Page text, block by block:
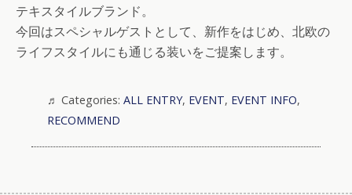
テキスタイルブランド。
今回はスペシャルゲストとして、新作をはじめ、北欧の
ライフスタイルにも通じる装いをご提案します。
Categories: ALL ENTRY, EVENT, EVENT INFO,
RECOMMEND